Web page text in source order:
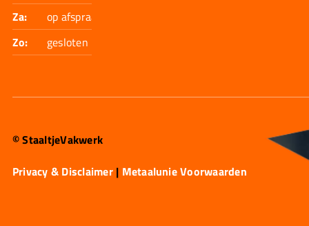
Za:
op afspraak
Zo:
gesloten
© StaaltjeVakwerk
Privacy & Disclaimer| Metaalunie Voorwaarden